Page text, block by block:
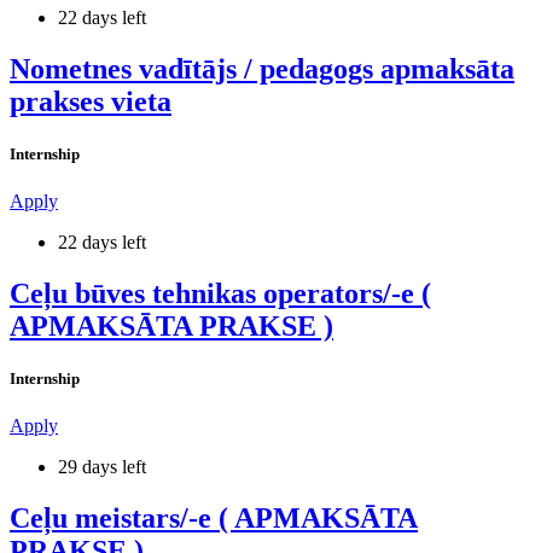
22 days left
Nometnes vadītājs / pedagogs apmaksāta
prakses vieta
Internship
Apply
22 days left
Ceļu būves tehnikas operators/-e (
APMAKSĀTA PRAKSE )
Internship
Apply
29 days left
Ceļu meistars/-e ( APMAKSĀTA